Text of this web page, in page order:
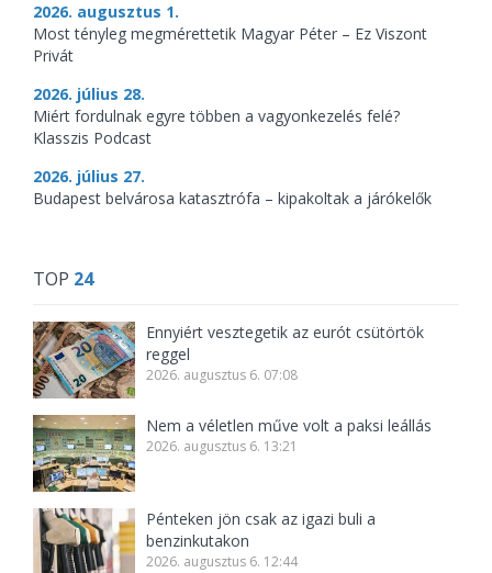
2026. augusztus 1.
Most tényleg megmérettetik Magyar Péter – Ez Viszont
Privát
2026. július 28.
Miért fordulnak egyre többen a vagyonkezelés felé?
Klasszis Podcast
2026. július 27.
Budapest belvárosa katasztrófa – kipakoltak a járókelők
TOP 24
Ennyiért vesztegetik az eurót csütörtök
reggel
2026. augusztus 6. 07:08
Nem a véletlen műve volt a paksi leállás
2026. augusztus 6. 13:21
Pénteken jön csak az igazi buli a
benzinkutakon
2026. augusztus 6. 12:44